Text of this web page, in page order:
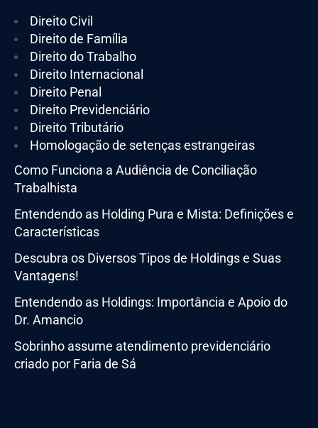
Direito Civil
Direito de Família
Direito do Trabalho
Direito Internacional
Direito Penal
Direito Previdenciário
Direito Tributário
Homologação de setenças estrangeiras
Como Funciona a Audiência de Conciliação
Trabalhista
Entendendo as Holding Pura e Mista: Definições e
Características
Descubra os Diversos Tipos de Holdings e Suas
Vantagens!
Entendendo as Holdings: Importância e Apoio do
Dr. Amancio
Sobrinho assume atendimento previdenciário
criado por Faria de Sá